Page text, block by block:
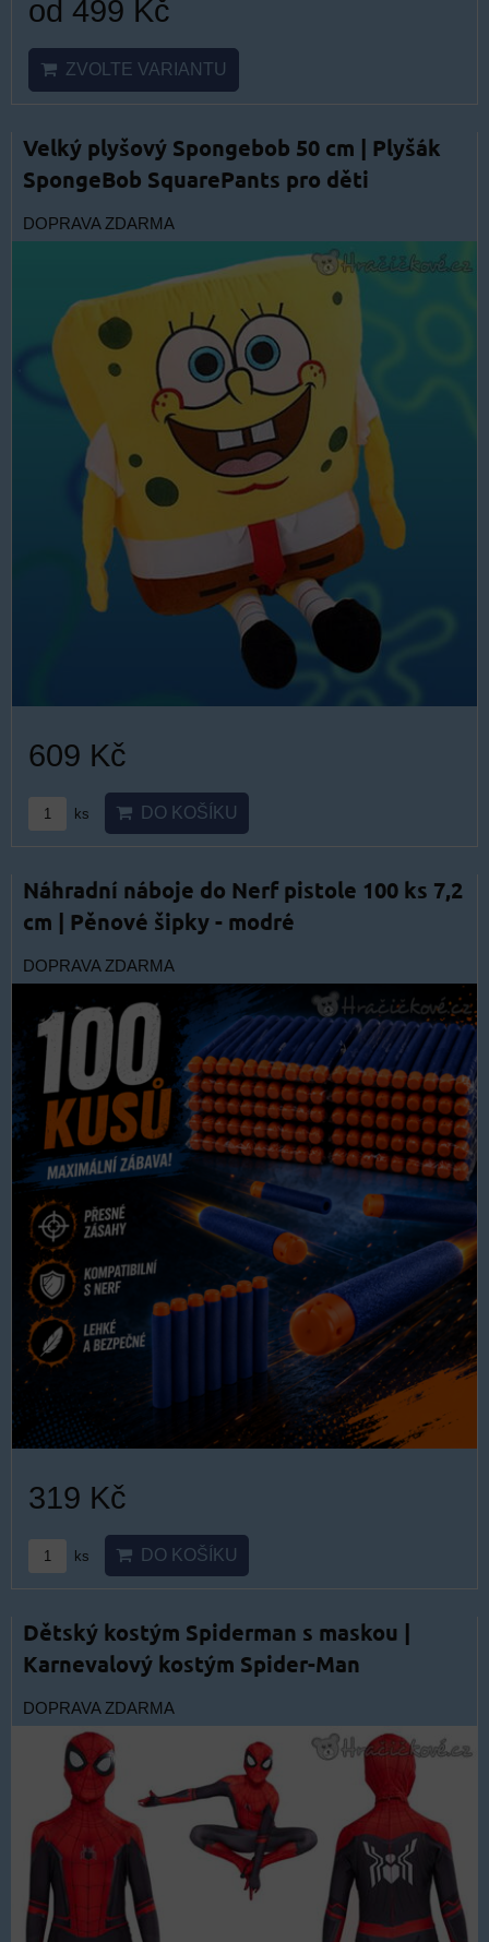
od 499 Kč
ZVOLTE VARIANTU
Velký plyšový Spongebob 50 cm | Plyšák
SpongeBob SquarePants pro děti
DOPRAVA ZDARMA
609 Kč
ks DO KOŠÍKU
Náhradní náboje do Nerf pistole 100 ks 7,2
cm | Pěnové šipky - modré
DOPRAVA ZDARMA
319 Kč
ks DO KOŠÍKU
Dětský kostým Spiderman s maskou |
Karnevalový kostým Spider-Man
DOPRAVA ZDARMA